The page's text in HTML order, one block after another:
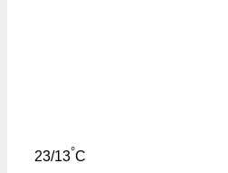
23/13°C